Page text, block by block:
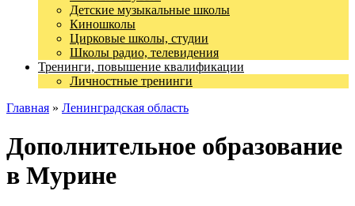
Детские музыкальные школы
Киношколы
Цирковые школы, студии
Школы радио, телевидения
Тренинги, повышение квалификации
Личностные тренинги
Главная » Ленинградская область
Дополнительное образование
в Мурине